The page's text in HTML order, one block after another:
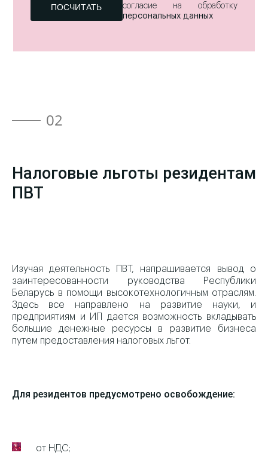
согласие на обработку
персональных данных
02
Налоговые льготы резидентам
ПВТ
Изучая деятельность ПВТ, напрашивается вывод о
заинтересованности руководства Республики
Беларусь в помощи высокотехнологичным отраслям.
Здесь все направлено на развитие науки, и
предприятиям и ИП дается возможность вкладывать
большие денежные ресурсы в развитие бизнеса
путем предоставления налоговых льгот.
Для резидентов предусмотрено освобождение:
от НДС;